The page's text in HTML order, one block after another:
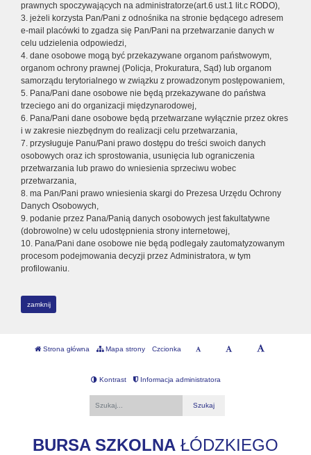
prawnych spoczywających na administratorze(art.6 ust.1 lit.c RODO),
3. jeżeli korzysta Pan/Pani z odnośnika na stronie będącego adresem
e-mail placówki to zgadza się Pan/Pani na przetwarzanie danych w
celu udzielenia odpowiedzi,
4. dane osobowe mogą być przekazywane organom państwowym,
organom ochrony prawnej (Policja, Prokuratura, Sąd) lub organom
samorządu terytorialnego w związku z prowadzonym postępowaniem,
5. Pana/Pani dane osobowe nie będą przekazywane do państwa
trzeciego ani do organizacji międzynarodowej,
6. Pana/Pani dane osobowe będą przetwarzane wyłącznie przez okres
i w zakresie niezbędnym do realizacji celu przetwarzania,
7. przysługuje Panu/Pani prawo dostępu do treści swoich danych
osobowych oraz ich sprostowania, usunięcia lub ograniczenia
przetwarzania lub prawo do wniesienia sprzeciwu wobec
przetwarzania,
8. ma Pan/Pani prawo wniesienia skargi do Prezesa Urzędu Ochrony
Danych Osobowych,
9. podanie przez Pana/Panią danych osobowych jest fakultatywne
(dobrowolne) w celu udostępnienia strony internetowej,
10. Pana/Pani dane osobowe nie będą podlegały zautomatyzowanym
procesom podejmowania decyzji przez Administratora, w tym
profilowaniu.
zamknij
Strona główna Mapa strony Czcionka
Kontrast Informacja administratora
BURSA SZKOLNA ŁÓDZKIEGO